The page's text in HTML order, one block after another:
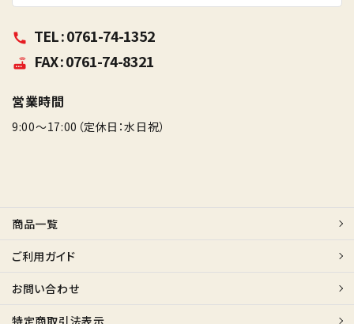
call TEL : 0761-74-1352
router FAX : 0761-74-8321
営業時間
9:00～17:00（定休日：水日祝）
商品一覧
ご利用ガイド
お問い合わせ